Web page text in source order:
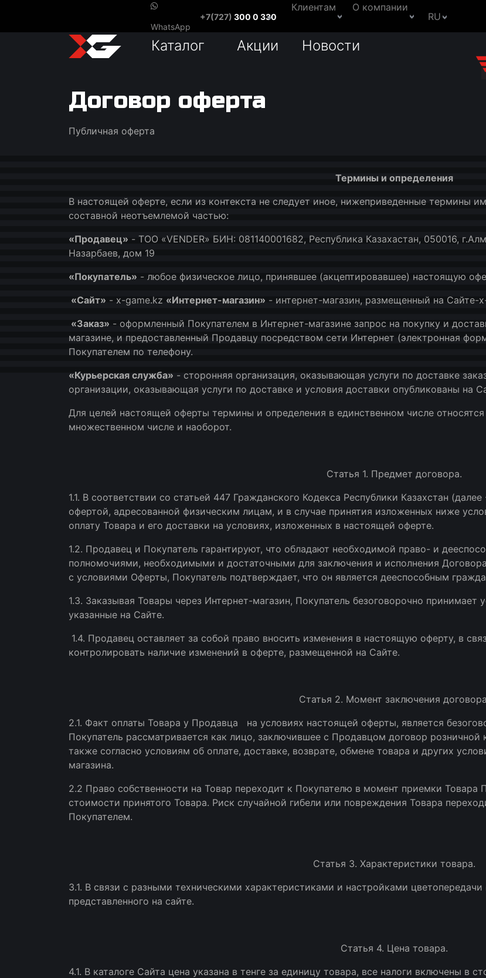
WhatsApp
+7(727) 300 0 330
Клиентам
О компании
RU
Каталог Акции Новости
Договор оферта
Публичная оферта
Термины и определения
В настоящей оферте, если из контекста не следует иное, нижеприведенные термины
составной неотъемлемой частью:
«Продавец» - TOO «VENDER» БИН: 081140001682, Республика Казахастан, 050016,
Назарбаев, дом 19
«Покупатель» - любое физическое лицо, принявшее (акцептировавшее) настоящую
«Сайт» - x-game.kz «Интернет-магазин» - интернет-магазин, размещенный на Сайте-
«Заказ» - оформленный Покупателем в Интернет-магазине запрос на покупку и
магазине, и предоставленный Продавцу посредством сети Интернет (электронная
Покупателем по телефону.
«Курьерская служба» - сторонняя организация, оказывающая услуги по доставке
организации, оказывающая услуги по доставке и условия доставки опубликованы на
Для целей настоящей оферты термины и определения в единственном числе
множественном числе и наоборот.
Статья 1. Предмет договора.
1.1. В соответствии со статьей 447 Гражданского Кодекса Республики Казахстан
офертой, адресованной физическим лицам, и в случае принятия изложенных ниже
оплату Товара и его доставки на условиях, изложенных в настоящей оферте.
1.2. Продавец и Покупатель гарантируют, что обладают необходимой право- и
полномочиями, необходимыми и достаточными для заключения и исполнения
с условиями Оферты, Покупатель подтверждает, что он является дееспособным
1.3. Заказывая Товары через Интернет-магазин, Покупатель безоговорочно
указанные на Сайте.
1.4. Продавец оставляет за собой право вносить изменения в настоящую оферту, в
контролировать наличие изменений в оферте, размещенной на Сайте.
Статья 2. Момент заключения
2.1. Факт оплаты Товара у Продавца на условиях настоящей оферты, является
Покупатель рассматривается как лицо, заключившее с Продавцом договор
также согласно условиям об оплате, доставке, возврате, обмене товара и других
магазина.
2.2 Право собственности на Товар переходит к Покупателю в момент приемки Товара
стоимости принятого Товара. Риск случайной гибели или повреждения Товара
Покупателем.
Статья 3. Характеристики товара.
3.1. В связи с разными техническими характеристиками и настройками
представленного на сайте.
Статья 4. Цена товара.
4.1. В каталоге Сайта цена указана в тенге за единицу товара, все налоги включены в